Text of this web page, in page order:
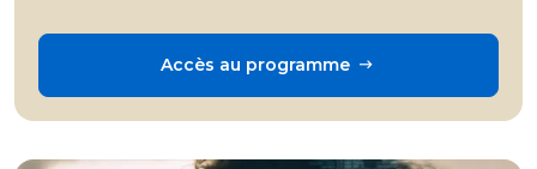
Accès au programme